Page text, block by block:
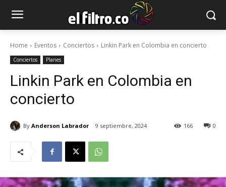
Home Eventos Conciertos Linkin Park en Colombia en concierto
Conciertos Planes
Linkin Park en Colombia en
concierto
By Anderson Labrador 9 septiembre, 2024 0
166